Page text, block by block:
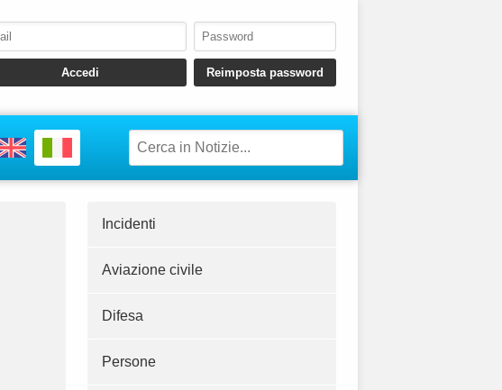
Incidenti
Aviazione civile
Difesa
Persone